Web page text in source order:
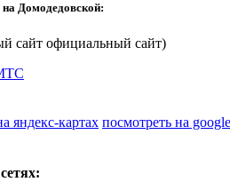
Домодедовской:
сайт официальный сайт)
яндекс-картах посмотреть на